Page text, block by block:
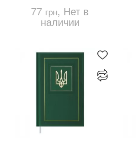
77 грн, Нет в
наличии